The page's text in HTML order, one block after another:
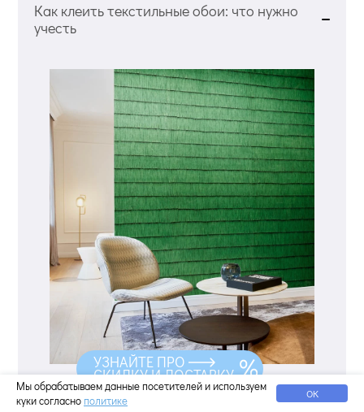
Как клеить текстильные обои: что нужно
учесть
Текстильные обои — это особый класс
Мы обрабатываем данные посетителей и используем
куки согласно политике ОК
УЗНАЙТЕ ПРО
СКИДКУ И ДОСТАВКУ